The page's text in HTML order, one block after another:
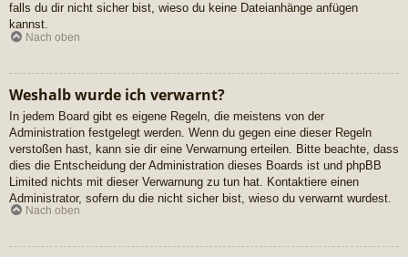
falls du dir nicht sicher bist, wieso du keine Dateianhänge anfügen
kannst.
Nach oben
Weshalb wurde ich verwarnt?
In jedem Board gibt es eigene Regeln, die meistens von der
Administration festgelegt werden. Wenn du gegen eine dieser Regeln
verstoßen hast, kann sie dir eine Verwarnung erteilen. Bitte beachte, dass
dies die Entscheidung der Administration dieses Boards ist und phpBB
Limited nichts mit dieser Verwarnung zu tun hat. Kontaktiere einen
Administrator, sofern du die nicht sicher bist, wieso du verwarnt wurdest.
Nach oben